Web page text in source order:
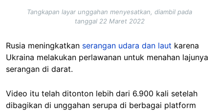
Tangkapan layar unggahan menyesatkan, diambil pada
tanggal 22 Maret 2022
Rusia meningkatkan serangan udara dan laut karena
Ukraina melakukan perlawanan untuk menahan lajunya
serangan di darat.
Video itu telah ditonton lebih dari 6.900 kali setelah
dibagikan di unggahan serupa di berbagai platform